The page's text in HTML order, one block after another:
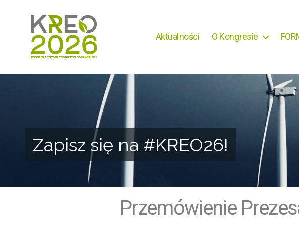
Aktualności O Kongresie
Zapisz się na #KREO26!
Zapisz się na #KREO26!
Przemówienie